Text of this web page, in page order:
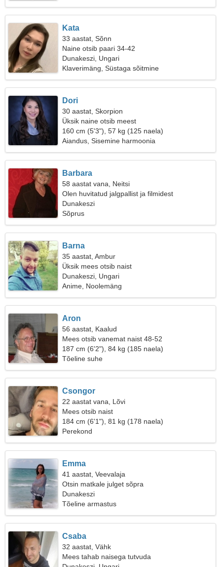
Kata
33 aastat, Sõnn
Naine otsib paari 34-42
Dunakeszi, Ungari
Klaverimäng, Süstaga sõitmine
Dori
30 aastat, Skorpion
Üksik naine otsib meest
160 cm (5'3"), 57 kg (125 naela)
Aiandus, Sisemine harmoonia
Barbara
58 aastat vana, Neitsi
Olen huvitatud jalgpallist ja filmidest
Dunakeszi
Sõprus
Barna
35 aastat, Ambur
Üksik mees otsib naist
Dunakeszi, Ungari
Anime, Noolemäng
Aron
56 aastat, Kaalud
Mees otsib vanemat naist 48-52
187 cm (6'2"), 84 kg (185 naela)
Tõeline suhe
Csongor
22 aastat vana, Lõvi
Mees otsib naist
184 cm (6'1"), 81 kg (178 naela)
Perekond
Emma
41 aastat, Veevalaja
Otsin matkale julget sõpra
Dunakeszi
Tõeline armastus
Csaba
32 aastat, Vähk
Mees tahab naisega tutvuda